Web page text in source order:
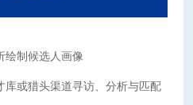
绘制候选人画像
库或猎头渠道寻访、分析与匹配